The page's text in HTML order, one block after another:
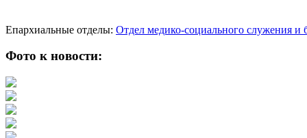
Епархиальные отделы: Отдел медико-социального служения и
Фото к новости: